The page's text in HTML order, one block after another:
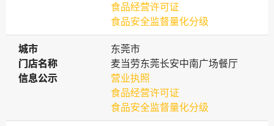
食品经营许可证
食品安全监督量化分级
城市
城市
东莞市
门店名称
门店名称
麦当劳东莞长安中南广场餐厅
信息公示
信息公示
营业执照
食品经营许可证
食品安全监督量化分级